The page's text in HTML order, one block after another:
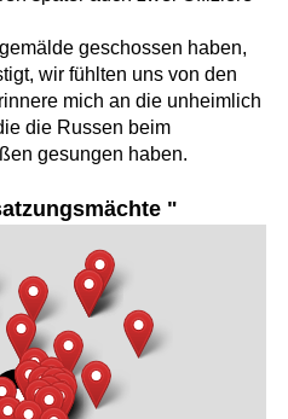
geschossen haben,
wir fühlten uns von den
mich an die unheimlich
die Russen beim
gesungen haben.
"